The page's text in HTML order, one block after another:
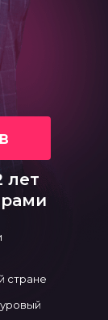
лет
стране